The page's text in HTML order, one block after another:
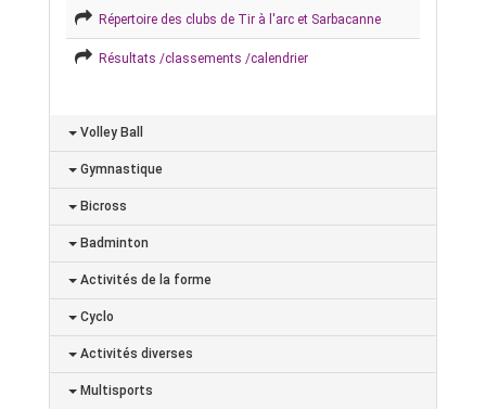
Répertoire des clubs de Tir à l'arc et Sarbacanne
Résultats /classements /calendrier
Volley Ball
Gymnastique
Bicross
Badminton
Activités de la forme
Cyclo
Activités diverses
Multisports